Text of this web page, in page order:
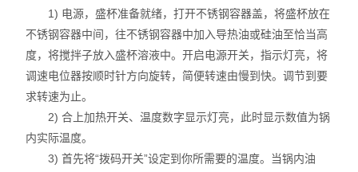
不锈钢配制罐
多功能提取罐
高温循环油浴锅
玻璃反应釜
1) 电源，盛杯准备就绪，打开不锈钢容器盖，将盛杯放在
不锈钢容器中间，往不锈钢容器中加入导热油或硅油至恰当高
度，将搅拌子放入盛杯溶液中。开启电源开关，指示灯亮，将
调速电位器按顺时针方向旋转，简便转速由慢到快。调节到要
求转速为止。
2) 合上加热开关、温度数字显示灯亮，此时显示数值为锅
内实际温度。
3) 首先将“拨码开关”设定到你所需要的温度。当锅内油